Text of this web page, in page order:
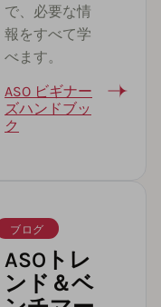
で、必要な情
報をすべて学
べます。
ASO ビギナー
ズハンドブッ
ク
ブログ
ASOトレ
ンド＆ベ